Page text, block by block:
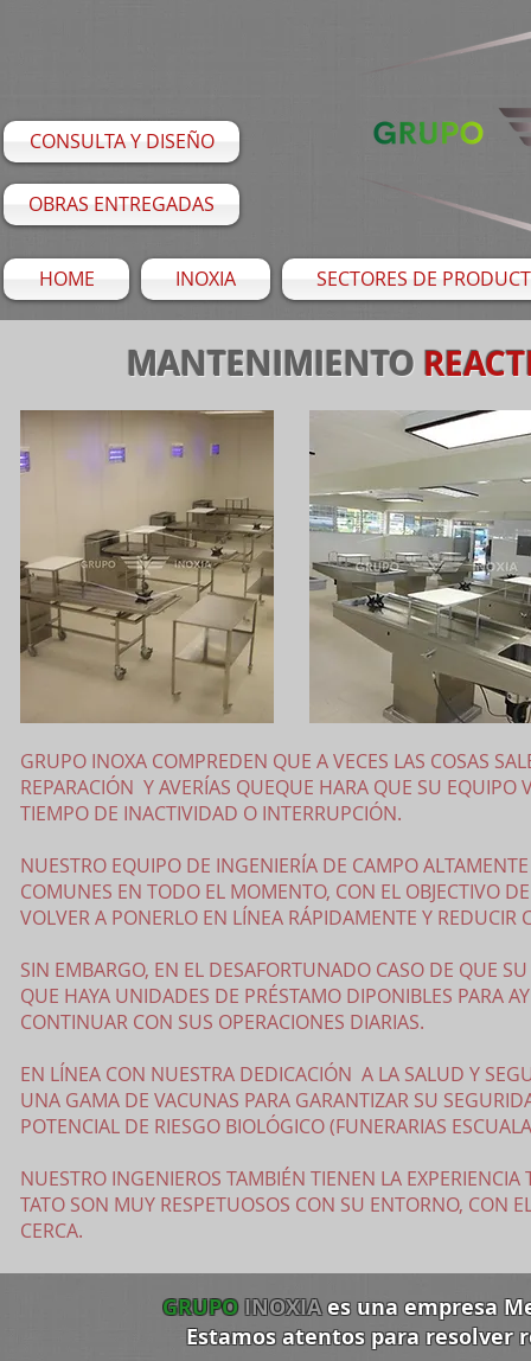
CONSULTA Y DISEÑO
OBRAS ENTREGADAS
HOME INOXIA SECTORES DE
MANTENIMIENTO
GRUPO INOXA COMPREDEN QUE A VECES LAS COSAS
REPARACIÓN Y AVERÍAS QUEQUE HARA QUE SU
TIEMPO DE INACTIVIDAD O INTERRUPCIÓN.
NUESTRO EQUIPO DE INGENIERÍA DE CAMPO
COMUNES EN TODO EL MOMENTO, CON EL OBJECTIVO
VOLVER A PONERLO EN LÍNEA RÁPIDAMENTE Y REDUCIR
SIN EMBARGO, EN EL DESAFORTUNADO CASO DE QUE
QUE HAYA UNIDADES DE PRÉSTAMO DIPONIBLES PARA
CONTINUAR CON SUS OPERACIONES DIARIAS.
EN LÍNEA CON NUESTRA DEDICACIÓN A LA SALUD Y
UNA GAMA DE VACUNAS PARA GARANTIZAR SU
POTENCIAL DE RIESGO BIOLÓGICO (FUNERARIAS
NUESTRO INGENIEROS TAMBIÉN TIENEN LA
TATO SON MUY RESPETUOSOS CON SU ENTORNO, CON
CERCA.
GRUPOINOXIAes una empresa
Estamos atentos para resolver